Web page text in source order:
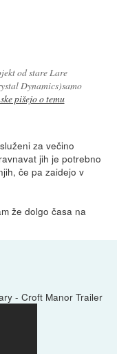
od stare Lare
Dynamics)samo
pišejo o temu
za večino
jih je potrebno
če pa zaidejo v
že dolgo časa na
- Croft Manor Trailer